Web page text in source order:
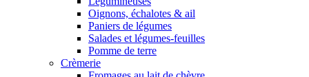
Oignons, échalotes & ail
Paniers de légumes
Salades et légumes-feuilles
Pomme de terre
Crèmerie